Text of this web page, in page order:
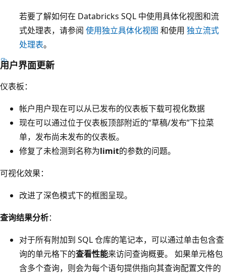
若要了解如何在 Databricks SQL 中使用具体化视图和流
式处理表，请参阅 使用独立具体化视图 和使用 独立流式
处理表。
用户界面更新
仪表板：
帐户用户现在可以从已发布的仪表板下载可视化数据
现在可以通过位于仪表板顶部附近的“草稿/发布”下拉菜
单，发布尚未发布的仪表板。
修复了未检测到名称为limit的参数的问题。
可视化效果：
改进了深色模式下的框图呈现。
查询结果分析：
对于所有附加到 SQL 仓库的笔记本，可以通过单击包含查
询的单元格下的查看性能来访问查询概要。 如果单元格包
含多个查询，则会为每个语句提供指向其查询配置文件的